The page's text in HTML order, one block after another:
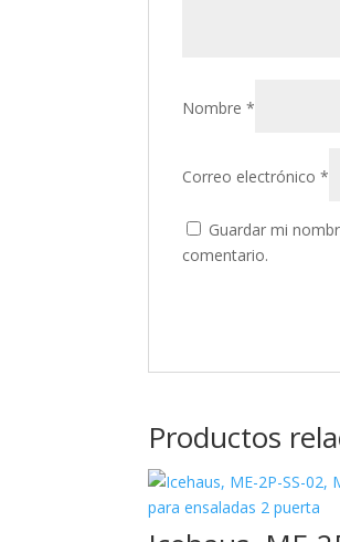
Nombre*
Correo electrónico*
Guardar mi
comentario.
Productos